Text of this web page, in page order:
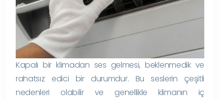
Kapalı bir klimadan ses gelmesi, beklenmedik ve
rahatsız edici bir durumdur. Bu seslerin çeşitli
nedenleri olabilir ve genellikle klimanın iç